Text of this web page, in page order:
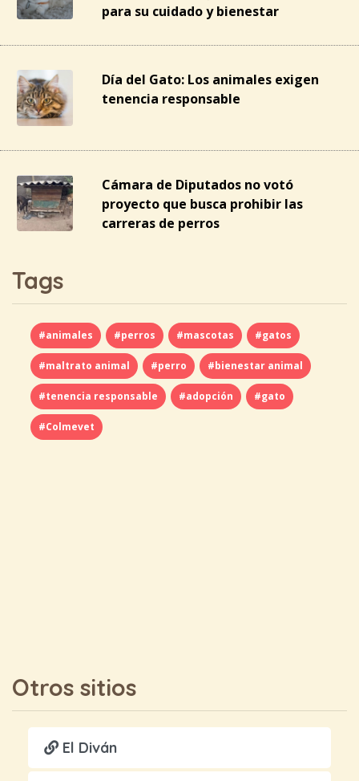
para su cuidado y bienestar
Día del Gato: Los animales exigen
tenencia responsable
Cámara de Diputados no votó
proyecto que busca prohibir las
carreras de perros
Tags
#animales #perros #mascotas #gatos
#maltrato animal #perro #bienestar animal
#tenencia responsable #adopción #gato
#Colmevet
Otros sitios
El Diván